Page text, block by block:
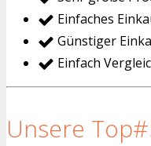
Einfaches
Günstiger
Einfach
Unsere